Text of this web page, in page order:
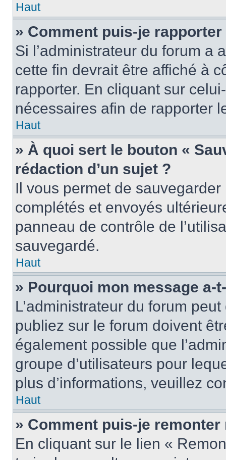
Haut
» Comment puis-je
Si l’administrateur du forum a
cette fin devrait être affiché à
rapporter. En cliquant sur
nécessaires afin de rapporter
Haut
» À quoi sert le bouton «
rédaction d’un sujet ?
Il vous permet de
complétés et envoyés
panneau de contrôle de
sauvegardé.
Haut
» Pourquoi mon message a-
L’administrateur du forum
publiez sur le forum doivent
également possible que
groupe d’utilisateurs pour
plus d’informations, veuillez
Haut
» Comment puis-je
En cliquant sur le lien «